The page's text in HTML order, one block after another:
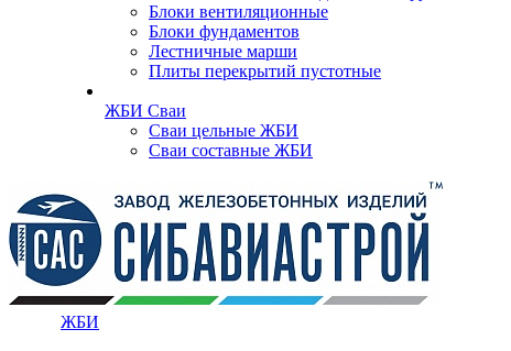
Блоки вентиляционные
Блоки фундаментов
Лестничные марши
Плиты перекрытий пустотные
ЖБИ Сваи
Сваи цельные ЖБИ
Сваи составные ЖБИ
ЖБИ